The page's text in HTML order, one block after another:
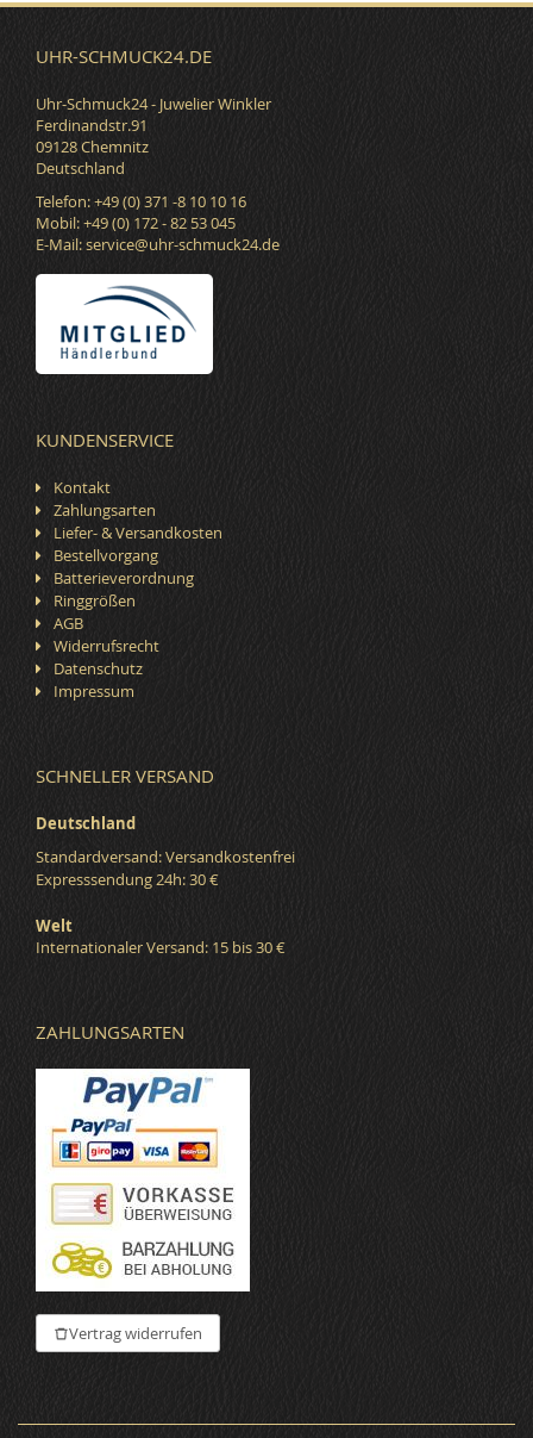
UHR-SCHMUCK24.DE
Uhr-Schmuck24 - Juwelier Winkler
Ferdinandstr.91
09128 Chemnitz
Deutschland
Telefon: +49 (0) 371 -8 10 10 16
Mobil: +49 (0) 172 - 82 53 045
E-Mail:service@uhr-schmuck24.de
KUNDENSERVICE
Kontakt
Zahlungsarten
Liefer- & Versandkosten
Bestellvorgang
Batterieverordnung
Ringgrößen
AGB
Widerrufsrecht
Datenschutz
Impressum
SCHNELLER VERSAND
Deutschland
Standardversand: Versandkostenfrei
Expresssendung 24h: 30 €
Welt
Internationaler Versand: 15 bis 30 €
ZAHLUNGSARTEN
Vertrag widerrufen